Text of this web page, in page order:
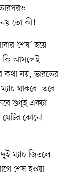
তো কী!
‘শেষ’ হয়ে
কি আসলেই
কথা নয়, ভারতের
থাকবে। তবে
শুধুই একটা
যেটির কোনো
ম্যাচ জিতলে
শেষ হওয়া